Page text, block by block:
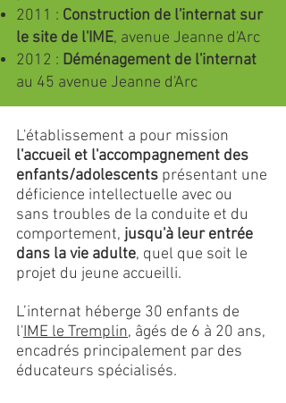
2011 : Construction de l'internat sur
le site de l'IME, avenue Jeanne d'Arc
2012 : Déménagement de l'internat
au 45 avenue Jeanne d'Arc
L'établissement a pour mission
l'accueil et l'accompagnement des
enfants/adolescents présentant une
déficience intellectuelle avec ou
sans troubles de la conduite et du
comportement, jusqu'à leur entrée
dans la vie adulte, quel que soit le
projet du jeune accueilli.
L’internat héberge 30 enfants de
l'IME le Tremplin, âgés de 6 à 20 ans,
encadrés principalement par des
éducateurs spécialisés.